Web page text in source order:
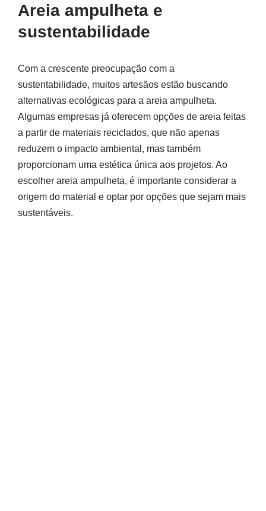
Areia ampulheta e
sustentabilidade
Com a crescente preocupação com a
sustentabilidade, muitos artesãos estão buscando
alternativas ecológicas para a areia ampulheta.
Algumas empresas já oferecem opções de areia feitas
a partir de materiais reciclados, que não apenas
reduzem o impacto ambiental, mas também
proporcionam uma estética única aos projetos. Ao
escolher areia ampulheta, é importante considerar a
origem do material e optar por opções que sejam mais
sustentáveis.